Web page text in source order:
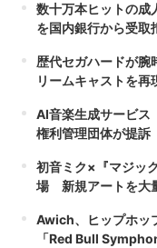
数十万本ヒットの成
を国内銀行から受取
歴代セガハードが
リームキャストを再
AI音楽生成サービ
権利管理団体が提訴
初音ミク×『マジッ
場 新規アートを大
Awich、ヒップホッ
「Red Bull